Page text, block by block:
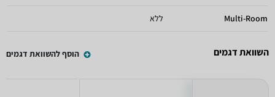
Multi-Room ללא
השוואת דגמים הוסף להשוואת דגמים